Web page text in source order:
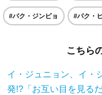
#パク・ジンピョ #パク・
こちら
イ・ジュニョン、イ・
発!?「お互い目を見る